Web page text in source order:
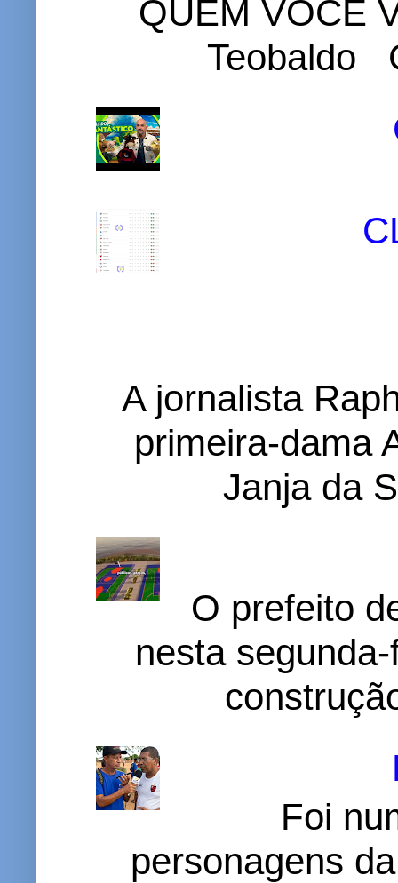
QUEM VOCÊ
Teobaldo
A jornalista
primeira-dama
Janja da
O prefeito
nesta
Foi
personagens